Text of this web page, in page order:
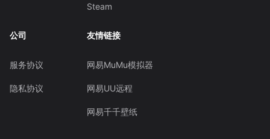
Steam
公司
服务协议
隐私协议
友情链接
网易MuMu模拟器
网易UU远程
网易千千壁纸